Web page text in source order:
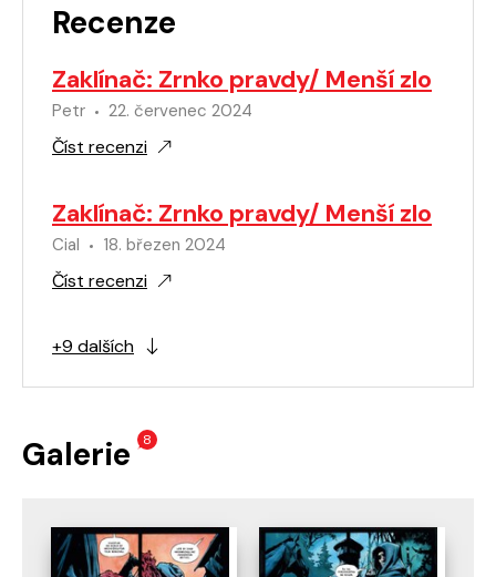
Recenze
Zaklínač: Zrnko pravdy/ Menší zlo
Petr 22. červenec 2024
Číst recenzi
Zaklínač: Zrnko pravdy/ Menší zlo
Cial 18. březen 2024
Číst recenzi
+9 dalších
Galerie 8